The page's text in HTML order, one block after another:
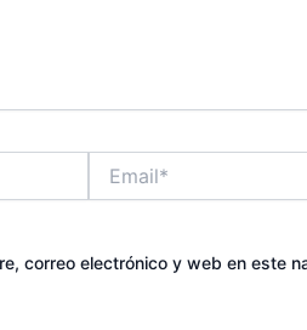
correo electrónico y web en este